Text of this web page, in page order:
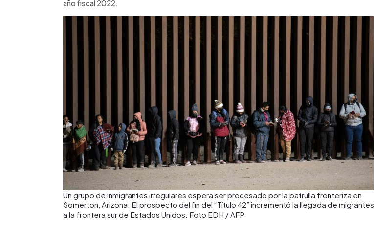
año fiscal 2022.
Un grupo de inmigrantes irregulares espera ser procesado por la patrulla fronteriza en
Somerton, Arizona. El prospecto del fin del “Título 42” incrementó la llegada de migrantes
a la frontera sur de Estados Unidos. Foto EDH / AFP